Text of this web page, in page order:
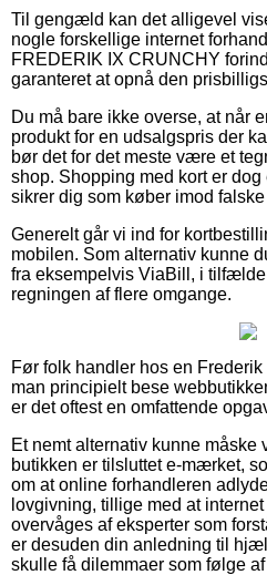
Til gengæld kan det alligevel
nogle forskellige internet
FREDERIK IX CRUNCHY
garanteret at opnå den
Du må bare ikke overse, at når
produkt for en udsalgspris der
bør det for det meste være et
shop. Shopping med kort er
sikrer dig som køber imod
Generelt går vi ind for
mobilen. Som alternativ kunne
fra eksempelvis ViaBill, i
regningen af flere omgange.
Før folk handler hos en
man principielt bese
er det oftest en omfattende
Et nemt alternativ kunne
butikken er tilsluttet e-mærket,
om at online forhandleren
lovgivning, tillige med at
overvåges af eksperter som
er desuden din anledning til
skulle få dilemmaer som følge